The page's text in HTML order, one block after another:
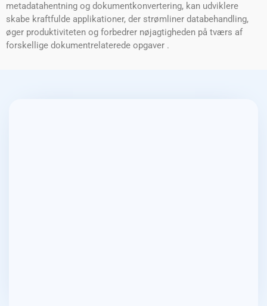
metadatahentning og dokumentkonvertering, kan udviklere
skabe kraftfulde applikationer, der strømliner databehandling,
øger produktiviteten og forbedrer nøjagtigheden på tværs af
forskellige dokumentrelaterede opgaver .